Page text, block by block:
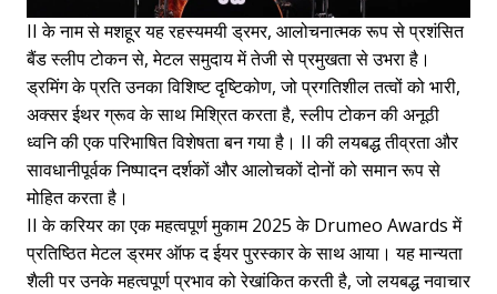
II के नाम से मशहूर यह रहस्यमयी ड्रमर, आलोचनात्मक रूप से प्रशंसित
बैंड स्लीप टोकन से, मेटल समुदाय में तेजी से प्रमुखता से उभरा है।
ड्रमिंग के प्रति उनका विशिष्ट दृष्टिकोण, जो प्रगतिशील तत्वों को भारी,
अक्सर ईथर ग्रूव के साथ मिश्रित करता है, स्लीप टोकन की अनूठी
ध्वनि की एक परिभाषित विशेषता बन गया है। II की लयबद्ध तीव्रता और
सावधानीपूर्वक निष्पादन दर्शकों और आलोचकों दोनों को समान रूप से
मोहित करता है।
II के करियर का एक महत्वपूर्ण मुकाम 2025 के Drumeo Awards में
प्रतिष्ठित मेटल ड्रमर ऑफ द ईयर पुरस्कार के साथ आया। यह मान्यता
शैली पर उनके महत्वपूर्ण प्रभाव को रेखांकित करती है, जो लयबद्ध नवाचार